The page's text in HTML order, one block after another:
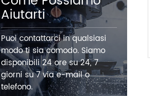
Aiutarti
Puoi contattarci in qualsiasi
modo ti sia comodo. Siamo
disponibili 24 ore su 24, 7
giorni su 7 via e-mail o
telefono.